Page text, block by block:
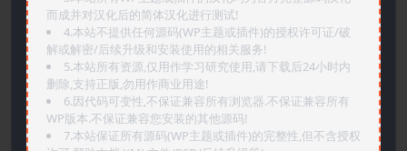
而成并对汉化后的简体汉化进行测试!
4.本站不提供任何源码(WP主题或插件)的授权许可证/破
解或解密/后续升级和安装使用的相关服务!
5.本站所有资源,仅用作学习研究使用,请下载后24小时内
删除,支持正版,勿用作商业用途!
6.因代码可变性,不保证兼容所有浏览器.不保证兼容所有
WP版本.不保证兼容您安装的其他源码!
7.本站保证所有源码(WP主题或插件)的完整性,但不含授权